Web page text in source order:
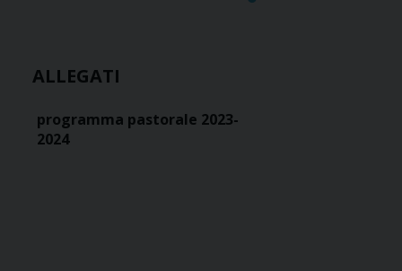
ALLEGATI
programma pastorale 2023-
2024